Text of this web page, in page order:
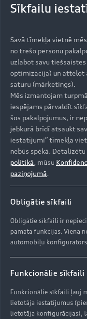
Sīkfailu
Savā tīmekļa vietnē
no trešo personu
uzlabot savu
optimizācija) un attēlot
saturu (mārketings).
Mēs izmantojam
iespējams pārvaldīt
šos pakalpojumus, ir
jebkurā brīdī atsaukt
iestatījumi” tīmekļa
nebūs spēkā.
politikā, mūsu
paziņojumā.
Obligātie sīkfaili
Obligātie sīkfaili ir
pamata funkcijas. Viena
automobiļu
Funkcionālie sīkfaili
Funkcionālie sīkfaili ļauj
lietotāja iestatījumus
lietotāja konfigurācijas),